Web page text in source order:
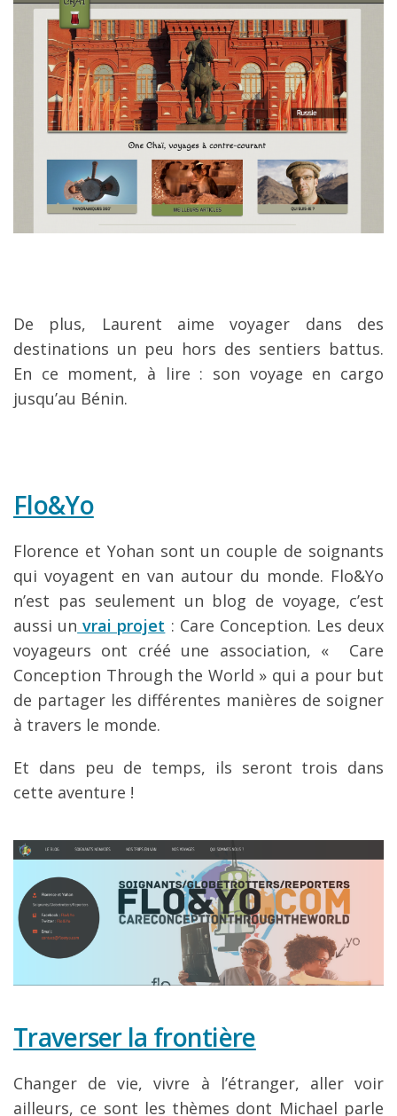
De plus, Laurent aime voyager dans des
destinations un peu hors des sentiers battus.
En ce moment, à lire : son voyage en cargo
jusqu’au Bénin.
Flo&Yo
Florence et Yohan sont un couple de soignants
qui voyagent en van autour du monde. Flo&Yo
n’est pas seulement un blog de voyage, c’est
aussi un vrai projet : Care Conception. Les deux
voyageurs ont créé une association, « Care
Conception Through the World » qui a pour but
de partager les différentes manières de soigner
à travers le monde.
Et dans peu de temps, ils seront trois dans
cette aventure !
Traverser la frontière
Changer de vie, vivre à l’étranger, aller voir
ailleurs, ce sont les thèmes dont Michael parle